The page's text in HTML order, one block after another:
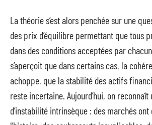
La théorie s’est alors penchée sur une
des prix d’équilibre permettant que tous
dans des conditions acceptées par
s’aperçoit que dans certains cas, la
achoppe, que la stabilité des actifs
reste incertaine. Aujourd’hui, on
d’instabilité intrinsèque : des marchés